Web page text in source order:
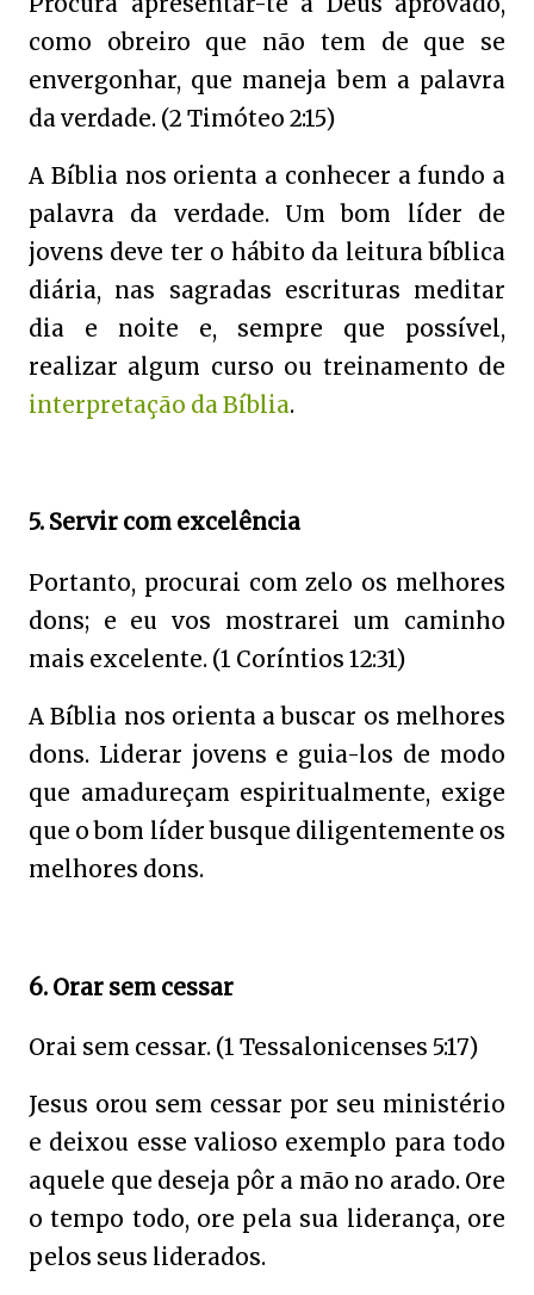
como obreiro que não tem de que se
envergonhar, que maneja bem a palavra
da verdade. (2 Timóteo 2:15)
A Bíblia nos orienta a conhecer a fundo a
palavra da verdade. Um bom líder de
jovens deve ter o hábito da leitura bíblica
diária, nas sagradas escrituras meditar
dia e noite e, sempre que possível,
realizar algum curso ou treinamento de
interpretação da Bíblia.
5. Servir com excelência
Portanto, procurai com zelo os melhores
dons; e eu vos mostrarei um caminho
mais excelente. (1 Coríntios 12:31)
A Bíblia nos orienta a buscar os melhores
dons. Liderar jovens e guia-los de modo
que amadureçam espiritualmente, exige
que o bom líder busque diligentemente os
melhores dons.
6. Orar sem cessar
Orai sem cessar. (1 Tessalonicenses 5:17)
Jesus orou sem cessar por seu ministério
e deixou esse valioso exemplo para todo
aquele que deseja pôr a mão no arado. Ore
o tempo todo, ore pela sua liderança, ore
pelos seus liderados.